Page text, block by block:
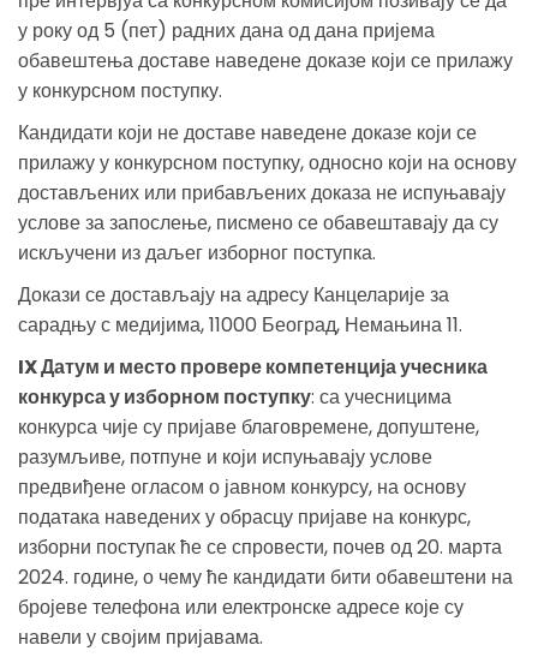
у року од 5 (пет) радних дана од дана пријема
обавештења доставе наведене доказе који се прилажу
у конкурсном поступку.
Кандидати који не доставе наведене доказе који се
прилажу у конкурсном поступку, односно који на основу
достављених или прибављених доказа не испуњавају
услове за запослење, писмено се обавештавају да су
искључени из даљег изборног поступка.
Докази се достављају на адресу Канцеларије за
сарадњу с медијима, 11000 Београд, Немањина 11.
IX Датум и место провере компетенција учесника
конкурса у изборном поступку: са учесницима
конкурса чије су пријаве благовремене, допуштене,
разумљиве, потпуне и који испуњавају услове
предвиђене огласом о јавном конкурсу, на основу
података наведених у обрасцу пријаве на конкурс,
изборни поступак ће се спровести, почев од 20. марта
2024. године, о чему ће кандидати бити обавештени на
бројеве телефона или електронске адресе које су
навели у својим пријавама.